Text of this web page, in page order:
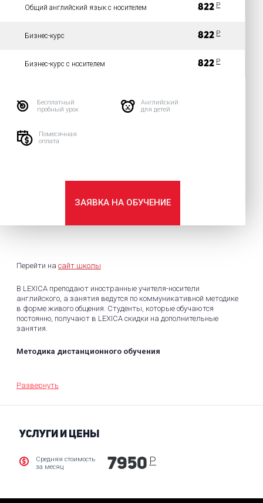
Общий английский язык с носителем 822 P
Бизнес-курс 822 P
Бизнес-курс с носителем 822 P
Бесплатный
пробный урок
Английский
для детей
Помесячная
оплата
ЗАЯВКА НА ОБУЧЕНИЕ
Перейти на сайт школы
В LEXICA преподают иностранные учителя-носители
английского, а занятия ведутся по коммуникативной методике
в форме живого общения. Студенты, которые обучаются
постоянно, получают в LEXICA скидки на дополнительные
занятия.
Методика дистанционного обучения
Skype проводятся по той же программе, что и очные: задаются
материалы. В LEXICA стоимость индивидуального урока по
После окончания онлайн-курса выдается сертификат
Школой предлагает следующие программы:
Развернуть
УСЛУГИ И ЦЕНЫ
Средняя стоимость
за месяц
7950 Р